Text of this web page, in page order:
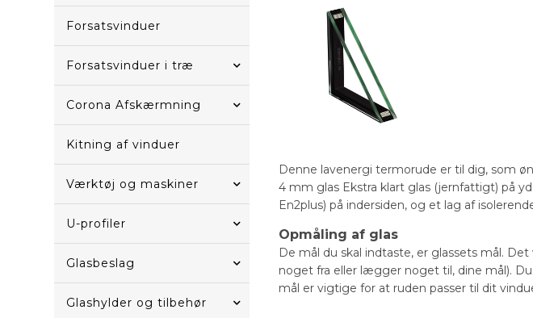
Forsatsvinduer
Forsatsvinduer i træ
Corona Afskærmning
Kitning af vinduer
Værktøj og maskiner
U-profiler
Glasbeslag
Glashylder og tilbehør
Denne lavenergi termorude er til dig, som
4 mm glas Ekstra klart glas (jernfattigt) på
En2plus) på indersiden, og et lag af
Opmåling af glas
De mål du skal indtaste, er glassets mål.
noget fra eller lægger noget til, dine mål).
mål er vigtige for at ruden passer til dit